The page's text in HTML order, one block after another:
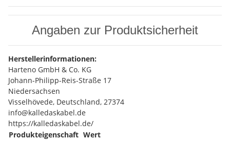
Angaben zur Produktsicherheit
Herstellerinformationen:
Harteno GmbH & Co. KG
Johann-Philipp-Reis-Straße 17
Niedersachsen
Visselhövede, Deutschland, 27374
info@kalledaskabel.de
https://kalledaskabel.de/
Produkteigenschaft Wert